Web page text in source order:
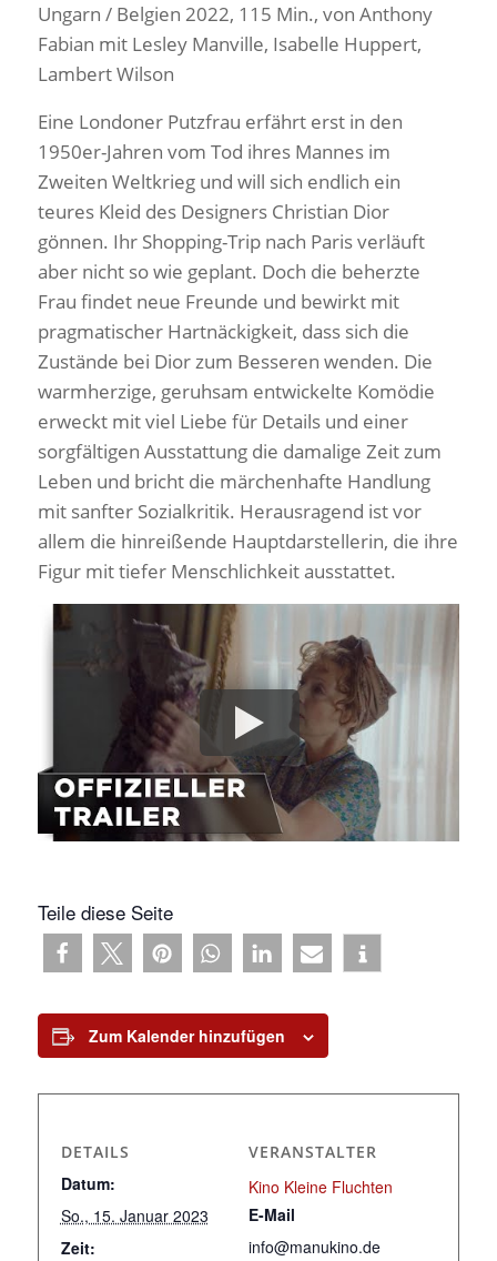
Ungarn / Belgien 2022, 115 Min., von Anthony
Fabian mit Lesley Manville, Isabelle Huppert,
Lambert Wilson
Eine Londoner Putzfrau erfährt erst in den
1950er-Jahren vom Tod ihres Mannes im
Zweiten Weltkrieg und will sich endlich ein
teures Kleid des Designers Christian Dior
gönnen. Ihr Shopping-Trip nach Paris verläuft
aber nicht so wie geplant. Doch die beherzte
Frau findet neue Freunde und bewirkt mit
pragmatischer Hartnäckigkeit, dass sich die
Zustände bei Dior zum Besseren wenden. Die
warmherzige, geruhsam entwickelte Komödie
erweckt mit viel Liebe für Details und einer
sorgfältigen Ausstattung die damalige Zeit zum
Leben und bricht die märchenhafte Handlung
mit sanfter Sozialkritik. Herausragend ist vor
allem die hinreißende Hauptdarstellerin, die ihre
Figur mit tiefer Menschlichkeit ausstattet.
Teile diese Seite
Zum Kalender hinzufügen
DETAILS
Datum:
So., 15. Januar 2023
Zeit:
VERANSTALTER
Kino Kleine Fluchten
E-Mail
info@manukino.de